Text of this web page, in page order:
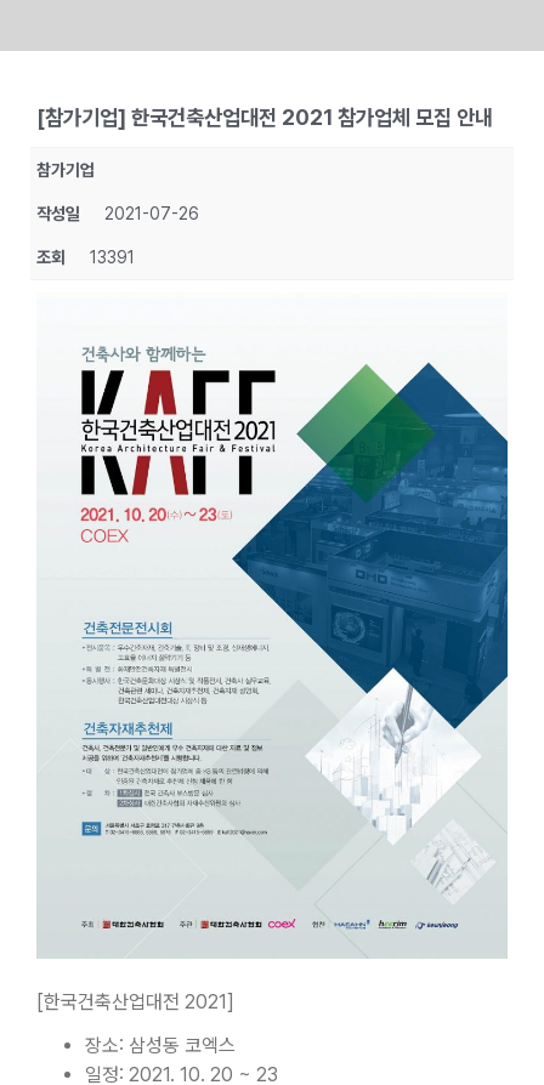
content[참가기업] 한국건축산업대전 2021 참가업체 모집 안내
참가기업
작성일 2021-07-26
조회 13391
[한국건축산업대전 2021]
장소: 삼성동 코엑스
일정: 2021. 10. 20 ~ 23